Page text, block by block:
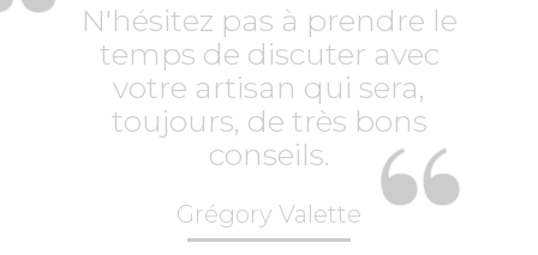
N'hésitez pas à prendre le
temps de discuter avec
votre artisan qui sera,
toujours, de très bons
conseils.
Grégory Valette